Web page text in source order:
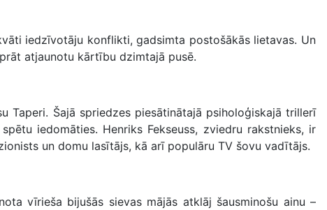
iedzīvotāju konflikti, gadsimta postošākās lietavas. Un
atjaunotu kārtību dzimtajā pusē.
Taperi. Šajā spriedzes piesātinātajā psiholoģiskajā trillerī
iedomāties. Henriks Fekseuss, zviedru rakstnieks, ir
un domu lasītājs, kā arī populāru TV šovu vadītājs.
vīrieša bijušās sievas mājās atklāj šausminošu ainu –